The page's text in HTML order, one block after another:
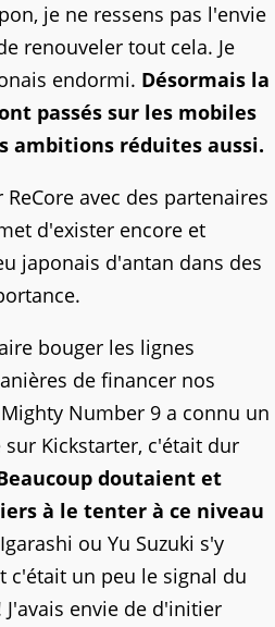
je ne ressens pas l'envie
renouveler tout cela. Je
endormi. Désormais la
passés sur les mobiles
ambitions réduites aussi.
avec des partenaires
d'exister encore et
japonais d'antan dans des
bouger les lignes
de financer nos
Number 9 a connu un
Kickstarter, c'était dur
doutaient et
à le tenter à ce niveau
ou Yu Suzuki s'y
c'était un peu le signal du
envie de d'initier